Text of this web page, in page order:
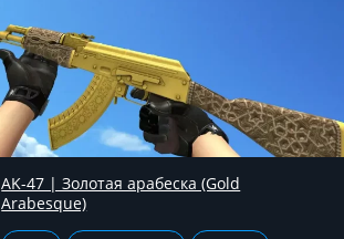
AK-47 | Золотая арабеска (Gold
Arabesque)